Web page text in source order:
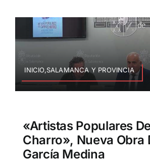
INICIO,SALAMANCA Y PROVINCIA
«Artistas Populares
Charro», Nueva Obra
García Medina